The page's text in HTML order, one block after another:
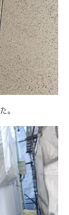
。